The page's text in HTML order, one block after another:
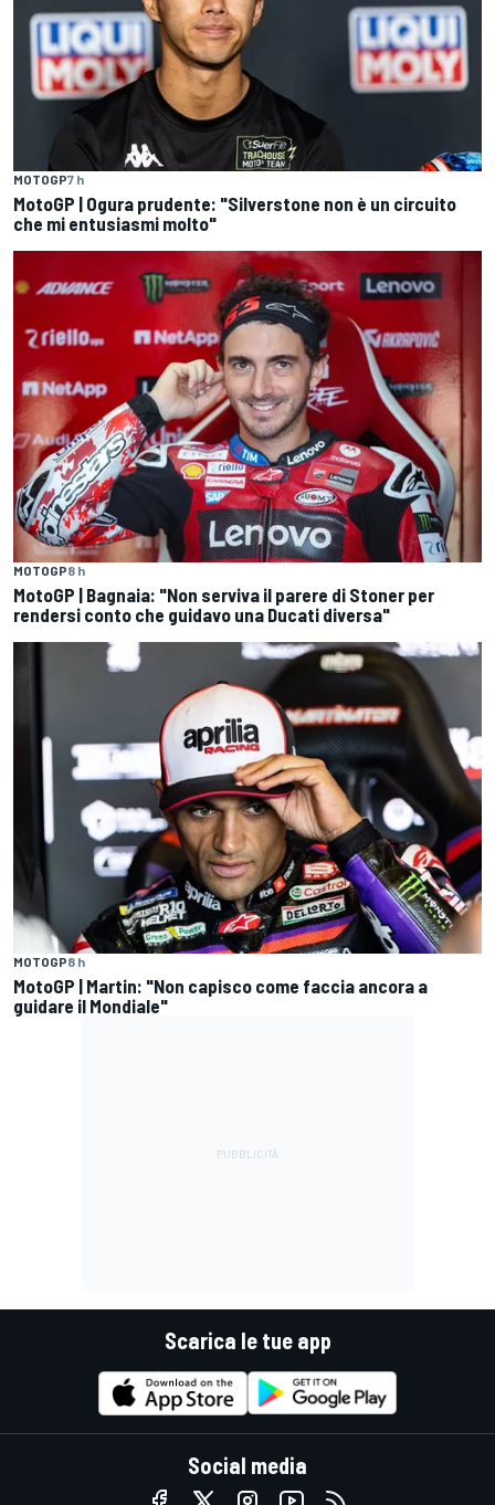
MOTOGP7 h
MotoGP | Ogura prudente: "Silverstone non è un circuito
che mi entusiasmi molto"
MOTOGP8 h
MotoGP | Bagnaia: "Non serviva il parere di Stoner per
rendersi conto che guidavo una Ducati diversa"
MOTOGP8 h
MotoGP | Martin: "Non capisco come faccia ancora a
guidare il Mondiale"
Scarica le tue app
Social media